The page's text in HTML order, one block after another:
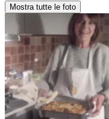
Mostra tutte le foto